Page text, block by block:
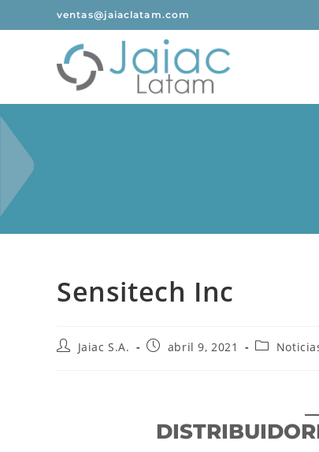
ventas@jaiaclatam.com
Sensitech Inc
Jaiac S.A. abril 9, 2021